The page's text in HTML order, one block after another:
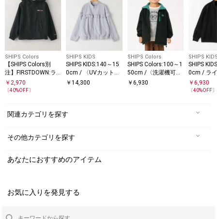
SHIPS Colors
【SHIPS Colors別
注】FIRSTDOWN:ラ
イト ジップ パーカー
(90～140cm)
￥ 2,970
〔40%OFF〕
SHIPS KIDS
SHIPS KIDS:140～15
0cm / 〈UVカット〉
ドライタッチ フリル
￥14,300
SHIPS Colors
SHIPS Colors:100～1
50cm /〈洗濯機可
能〉リバーシブル ジ
￥ 6,930
SHIPS
SHIPS
0cm / ラ
ド スポー
￥6,930
〔40%OFF〕
関連カテゴリを探す
その他カテゴリを探す
あなたにおすすめのアイテム
お気に入りを発見する